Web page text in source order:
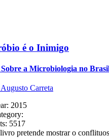
é o Inimigo
Sobre a Microbiologia no
Carreta
2015
5517
pretende mostrar o